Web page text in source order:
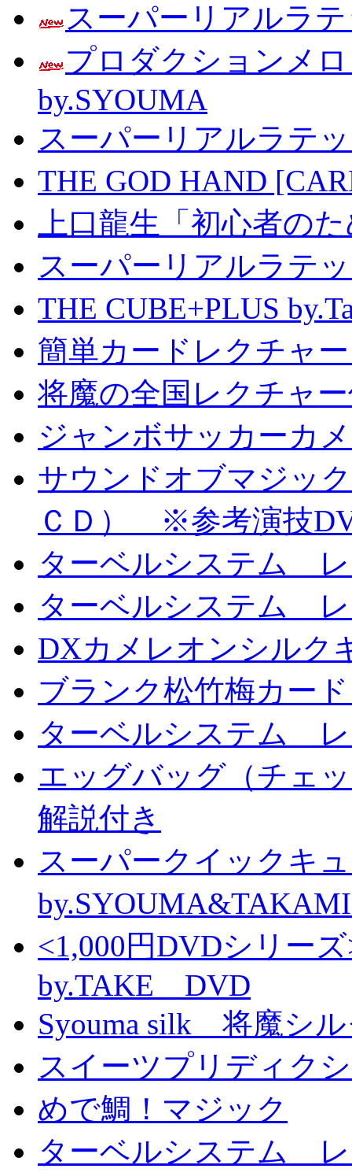
スーパーリアルラ
プロダクションメ
by.SYOUMA
スーパーリアルラテ
THE GOD HAND
上口龍生「初心者の
スーパーリアルラテ
THE CUBE+PLUS
簡単カードレクチャ
将魔の全国レクチャ
ジャンボサッカーカ
サウンドオブマジッ
ＣＤ） ※参考演技
ターベルシステム
ターベルシステム
DXカメレオンシル
ブランク松竹梅カー
ターベルシステム
エッグバッグ（チェ
解説付き
スーパークイックキ
<1,000円DVDシリ
by.TAKE DVD
Syouma silk 将魔シ
スイーツプリディク
めで鯛！マジック
ターベルシステム